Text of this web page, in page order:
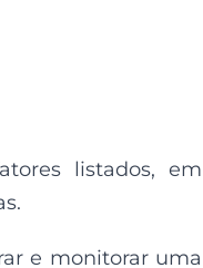
listados, em
e monitorar uma